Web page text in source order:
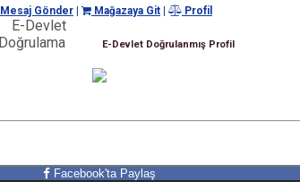
Mesaj Gönder | Mağazaya Git | Profil
E-Devlet Doğrulanmış Profil
Facebook'ta Paylaş